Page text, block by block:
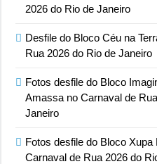
2026 do Rio de Janeiro
Desfile do Bloco Céu na
Rua 2026 do Rio de Janeiro
Fotos desfile do Bloco
Amassa no Carnaval de
Janeiro
Fotos desfile do Bloco
Carnaval de Rua 2026 do